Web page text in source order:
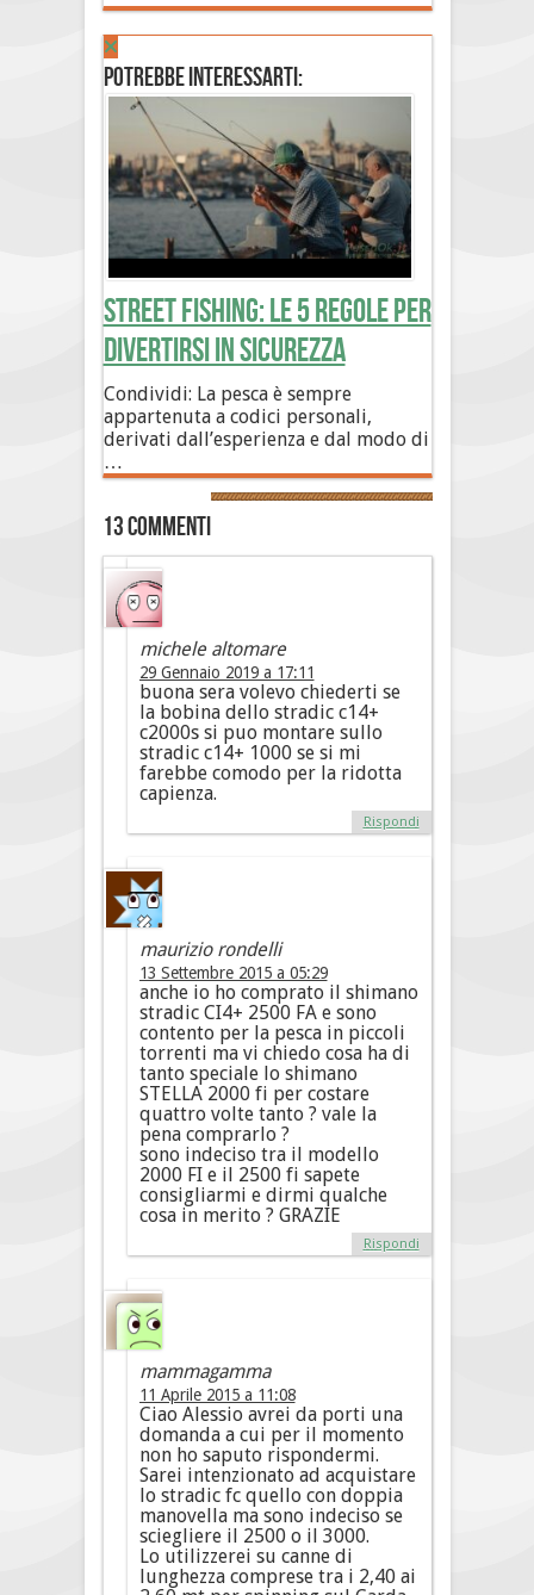
Potrebbe interessarti:
Street Fishing: le 5 regole per
divertirsi in sicurezza
Condividi: La pesca è sempre
appartenuta a codici personali,
derivati dall’esperienza e dal modo di
…
13 commenti
michele altomare
29 Gennaio 2019 a 17:11
buona sera volevo chiederti se
la bobina dello stradic c14+
c2000s si puo montare sullo
stradic c14+ 1000 se si mi
farebbe comodo per la ridotta
capienza.
Rispondi
maurizio rondelli
13 Settembre 2015 a 05:29
anche io ho comprato il shimano
stradic CI4+ 2500 FA e sono
contento per la pesca in piccoli
torrenti ma vi chiedo cosa ha di
tanto speciale lo shimano
STELLA 2000 fi per costare
quattro volte tanto ? vale la
pena comprarlo ?
sono indeciso tra il modello
2000 FI e il 2500 fi sapete
consigliarmi e dirmi qualche
cosa in merito ? GRAZIE
Rispondi
mammagamma
11 Aprile 2015 a 11:08
Ciao Alessio avrei da porti una
domanda a cui per il momento
non ho saputo rispondermi.
Sarei intenzionato ad acquistare
lo stradic fc quello con doppia
manovella ma sono indeciso se
sciegliere il 2500 o il 3000.
Lo utilizzerei su canne di
lunghezza comprese tra i 2,40 ai